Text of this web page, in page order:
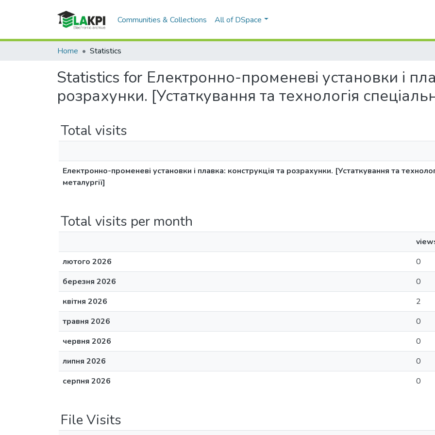
Communities & Collections All of DSpace
Home Statistics
Statistics for Електронно-променеві установки і
розрахунки. [Устаткування та технологія
Total visits
Електронно-променеві установки і плавка: конструкція та розрахунки. [Устаткування та
металургії]
Total visits per month
лютого 2026
0
березня 2026
0
квітня 2026
2
травня 2026
0
червня 2026
0
липня 2026
0
серпня 2026
0
File Visits